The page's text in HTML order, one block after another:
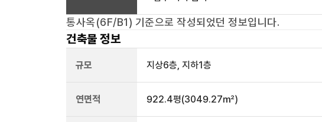
통사옥(6F/B1) 기준으로 작성되었던 정보입니다.
건축물 정보
규모 지상6층, 지하1층
연면적 922.4평(3049.27㎡)